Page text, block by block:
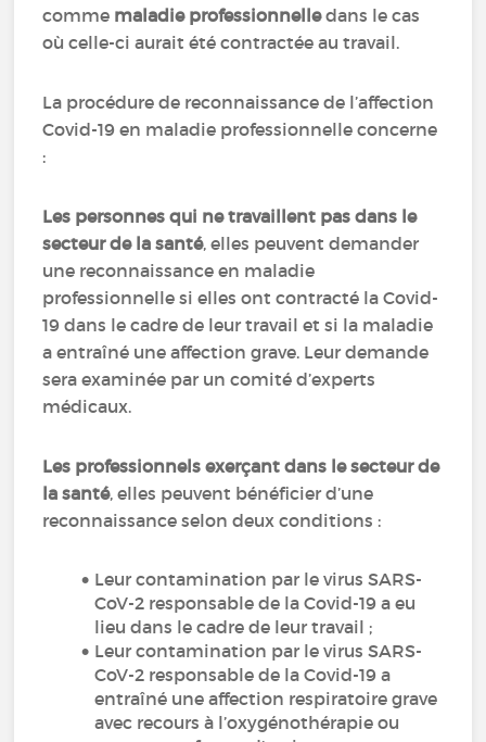
comme maladie professionnelledans le cas
où celle-ci aurait été contractée au travail.
La procédure de reconnaissance de l’affection
Covid-19 en maladie professionnelle concerne
:
Les personnes qui ne travaillent pas dans le
secteur de la santé, elles peuvent demander
une reconnaissance en maladie
professionnelle si elles ont contracté la Covid-
19 dans le cadre de leur travail et si la maladie
a entraîné une affection grave. Leur demande
sera examinée par un comité d’experts
médicaux.
Les professionnels exerçant dans le secteur de
la santé, elles peuvent bénéficier d’une
reconnaissance selon deux conditions :
Leur contamination par le virus SARS-
CoV-2 responsable de la Covid-19 a eu
lieu dans le cadre de leur travail ;
Leur contamination par le virus SARS-
CoV-2 responsable de la Covid-19 a
entraîné une affection respiratoire grave
avec recours à l’oxygénothérapie ou